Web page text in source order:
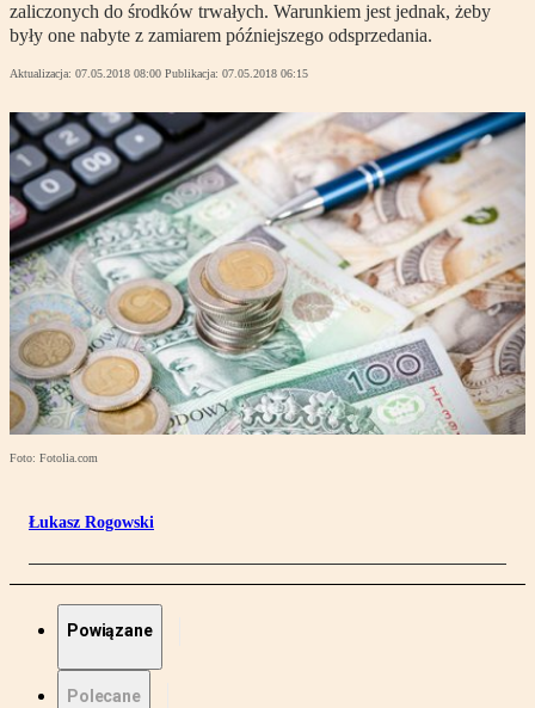
zaliczonych do środków trwałych. Warunkiem jest jednak, żeby
były one nabyte z zamiarem późniejszego odsprzedania.
Aktualizacja: 07.05.2018 08:00 Publikacja: 07.05.2018 06:15
Foto: Fotolia.com
Łukasz Rogowski
Powiązane
Polecane